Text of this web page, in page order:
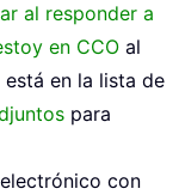
al responder a
en CCO al
en la lista de
para
con